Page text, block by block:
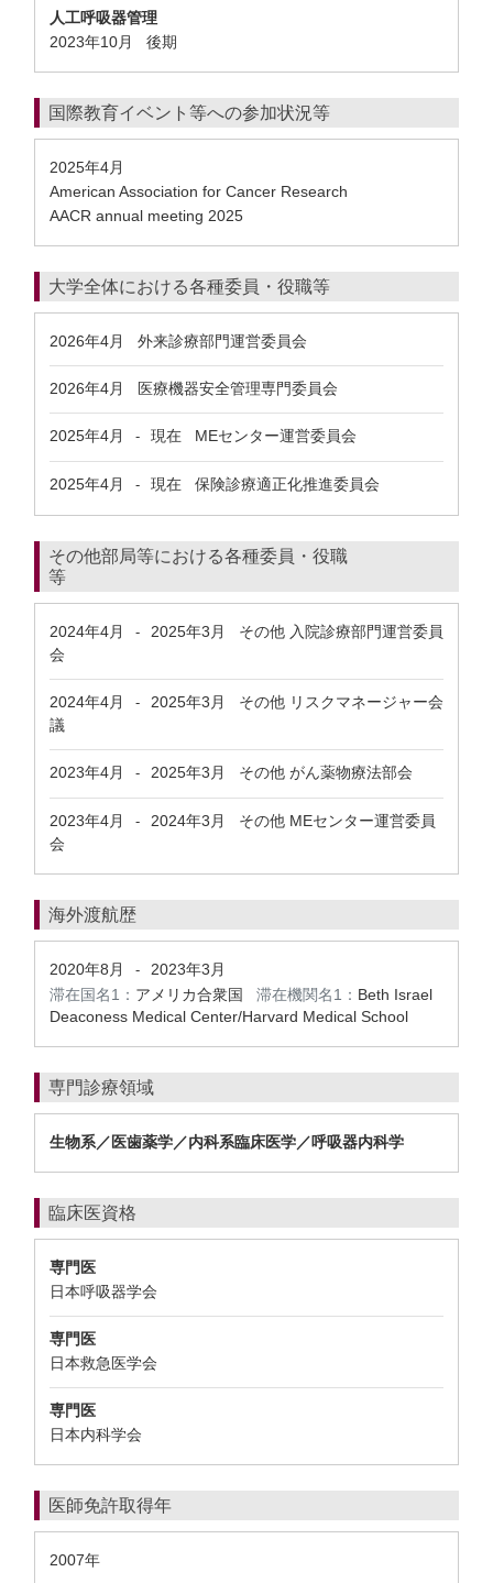
人工呼吸器管理
2023年10月
後期
国際教育イベント等への参加状況等
2025年4月
American Association for Cancer Research
AACR annual meeting 2025
大学全体における各種委員・役職等
2026年4月 外来診療部門運営委員会
2026年4月 医療機器安全管理専門委員会
2025年4月 - 現在 MEセンター運営委員会
2025年4月 - 現在 保険診療適正化推進委員会
その他部局等における各種委員・役職
等
2024年4月 - 2025年3月
その他 入院診療部門運営委員
会
2024年4月 - 2025年3月
その他 リスクマネージャー会
議
2023年4月 - 2025年3月 その他 がん薬物療法部会
2023年4月 - 2024年3月
その他 MEセンター運営委員
会
海外渡航歴
2020年8月 -
2023年3月
滞在国名1： アメリカ合衆国 滞在機関名1： Beth Israel
Deaconess Medical Center/Harvard Medical School
専門診療領域
生物系／医歯薬学／内科系臨床医学／呼吸器内科学
臨床医資格
専門医
日本呼吸器学会
専門医
日本救急医学会
専門医
日本内科学会
医師免許取得年
2007年